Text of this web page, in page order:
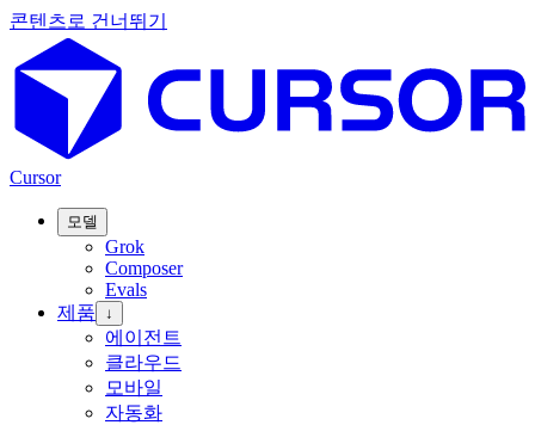
콘텐츠로 건너뛰기
Cursor
모델
Grok
Composer
Evals
제품
↓
에이전트
클라우드
모바일
자동화